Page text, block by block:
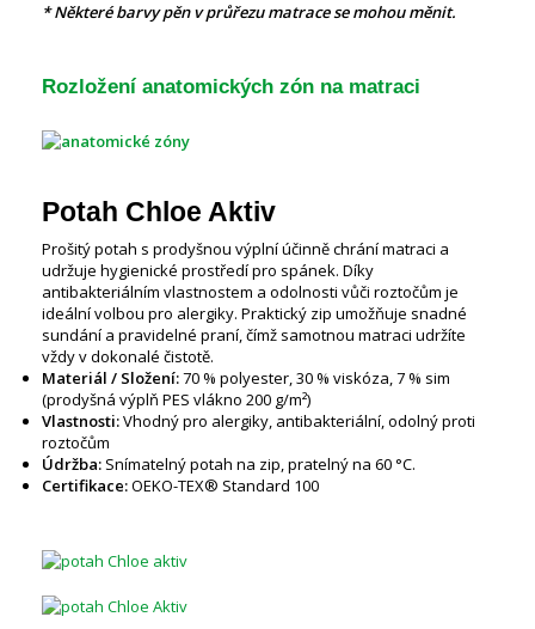
* Některé barvy pěn v průřezu matrace se mohou měnit.
Rozložení anatomických zón na matraci
Potah Chloe Aktiv
Prošitý potah s prodyšnou výplní účinně chrání matraci a
udržuje hygienické prostředí pro spánek. Díky
antibakteriálním vlastnostem a odolnosti vůči roztočům je
ideální volbou pro alergiky. Praktický zip umožňuje snadné
sundání a pravidelné praní, čímž samotnou matraci udržíte
vždy v dokonalé čistotě.
Materiál / Složení:70 % polyester, 30 % viskóza, 7 % sim
(prodyšná výplň PES vlákno 200 g/m²)
Vlastnosti:Vhodný pro alergiky, antibakteriální, odolný proti
roztočům
Údržba: Snímatelný potah na zip, pratelný na 60 °C.
Certifikace:OEKO-TEX® Standard 100